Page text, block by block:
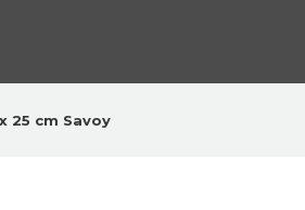
25 cm Savoy